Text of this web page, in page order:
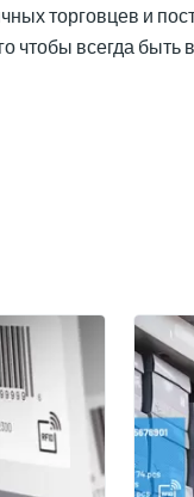
торговцев и
чтобы всегда быть